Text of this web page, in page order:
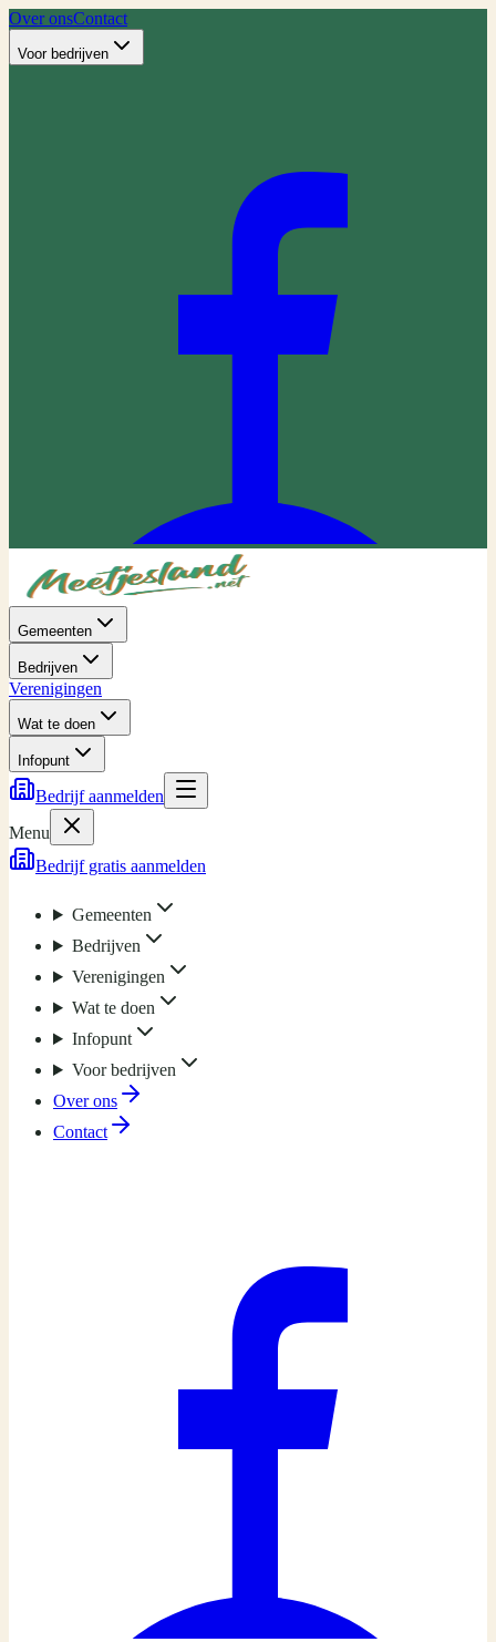
Over onsContact
Voor bedrijven
Gemeenten
Bedrijven
Verenigingen
Wat te doen
Infopunt
Bedrijf aanmelden
Menu
Bedrijf gratis aanmelden
Gemeenten
Bedrijven
Verenigingen
Wat te doen
Infopunt
Voor bedrijven
Over ons
Contact